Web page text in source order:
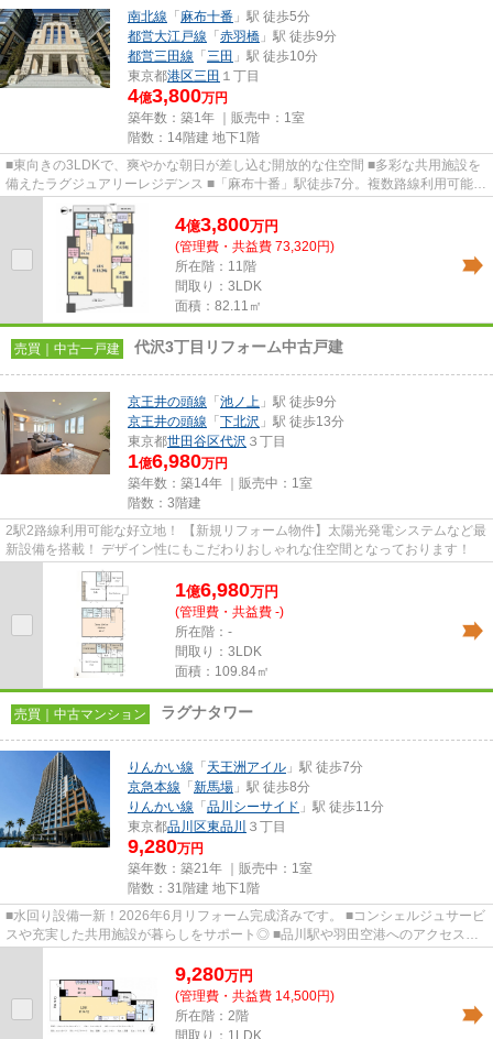
南北線 「 麻布十番 」駅 徒歩5分
都営大江戸線 「 赤羽橋 」駅 徒歩9分
都営三田線 「 三田 」駅 徒歩10分
東京都港区三田 １丁目
4億3,800万円
築年数：築1年 ｜販売中： 1室
階数：14階建 地下1階
■東向きの3LDKで、爽やかな朝日が差し込む開放的な住空間 ■多彩な共用施設を
備えたラグジュアリーレジデンス ■「麻布十番」駅徒歩7分。複数路線利用可能な
好立地 ■2025年築未入居につ...
4億3,800万円
(管理費・共益費 73,320円)
所在階：11階
間取り：3LDK
面積：82.11㎡
売買｜中古一戸建 代沢3丁目リフォーム中古戸建
京王井の頭線 「 池ノ上 」駅 徒歩9分
京王井の頭線 「 下北沢 」駅 徒歩13分
東京都世田谷区代沢 ３丁目
1億6,980万円
築年数：築14年 ｜販売中： 1室
階数：3階建
2駅2路線利用可能な好立地！ 【新規リフォーム物件】太陽光発電システムなど最
新設備を搭載！ デザイン性にもこだわりおしゃれな住空間となっております！
1億6,980万円
(管理費・共益費 -)
所在階：-
間取り：3LDK
面積：109.84㎡
売買｜中古マンション ラグナタワー
りんかい線 「 天王洲アイル 」駅 徒歩7分
京急本線 「 新馬場 」駅 徒歩8分
りんかい線 「 品川シーサイド 」駅 徒歩11分
東京都品川区東品川 ３丁目
9,280万円
築年数：築21年 ｜販売中： 1室
階数：31階建 地下1階
■水回り設備一新！2026年6月リフォーム完成済みです。 ■コンシェルジュサービ
スや充実した共用施設が暮らしをサポート◎ ■品川駅や羽田空港へのアクセスも
9,280万円
(管理費・共益費 14,500円)
所在階：2階